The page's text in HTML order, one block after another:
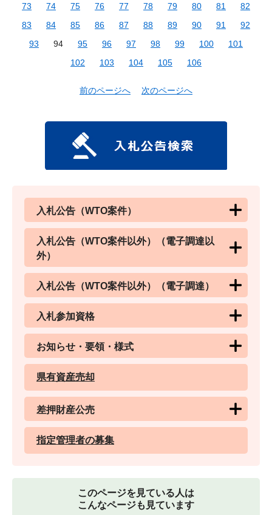
73
74 75 76 77 78 79 80 81
82
83
84 85 86 87 88 89 90 91
92
93
94 95 96 97 98 99 100
101
102
103 104 105 106
前のページへ 次のページへ
入札公告（WTO案件）
入札公告（WTO案件以外）（電子調達以
外）
入札公告（WTO案件以外）（電子調達）
入札参加資格
お知らせ・要領・様式
県有資産売却
差押財産公売
指定管理者の募集
このページを見ている人は
こんなページも見ています